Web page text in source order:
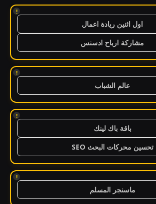
!
اول اثنين ريادة اعمال
مشاركة ارباح ادسنس
!
عالم الشباب
!
باقة باك لينك
تحسين محركات البحث SEO
!
ماسنجر المسلم